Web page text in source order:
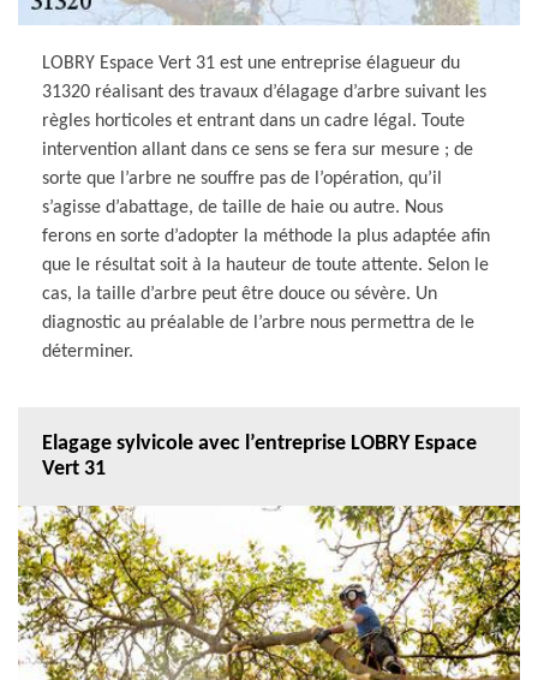
LOBRY Espace Vert 31 est une entreprise élagueur du
31320 réalisant des travaux d’élagage d’arbre suivant les
règles horticoles et entrant dans un cadre légal. Toute
intervention allant dans ce sens se fera sur mesure ; de
sorte que l’arbre ne souffre pas de l’opération, qu’il
s’agisse d’abattage, de taille de haie ou autre. Nous
ferons en sorte d’adopter la méthode la plus adaptée afin
que le résultat soit à la hauteur de toute attente. Selon le
cas, la taille d’arbre peut être douce ou sévère. Un
diagnostic au préalable de l’arbre nous permettra de le
déterminer.
Elagage sylvicole avec l’entreprise LOBRY Espace
Vert 31